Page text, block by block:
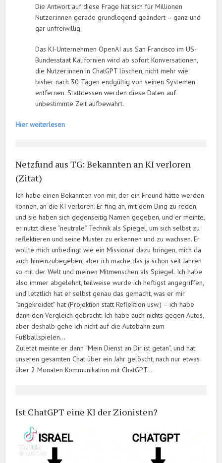
Die Antwort auf diese Frage hat sich für Millionen
Nutzer:innen gerade grundlegend geändert – ganz und
gar unfreiwillig.
Das KI-Unternehmen OpenAI aus San Francisco im US-
Bundesstaat Kalifornien wird ab sofort Konversationen,
die Nutzer:innen in ChatGPT löschen, nicht mehr wie
bisher nach 30 Tagen endgültig von seinen Systemen
entfernen. Stattdessen werden diese Daten auf
unbestimmte Zeit aufbewahrt.
Hier weiterlesen
Netzfund aus TG: Bekannten an KI verloren
(Zitat)
Ich habe einen Bekannten von mir, der ein Freund hätte werden
können, an die KI verloren. Er fing an, mit dem Ding zu reden,
und sie haben sich gegenseitig Namen gegeben, und er meinte,
er nutzt diese “neutrale” Technik als Spiegel, um sich selbst zu
reflektieren und seine Muster zu erkennen und zu wachsen. Er
wollte mich unbedingt wie ein Missionar dazu bringen, mich da
auch hineinzubegeben, aber ich mache das ja schon seit Jahren
so mit der Welt und meinen Mitmenschen als Spiegel. Ich habe
also immer abgelehnt, teilweise wurde ich heftigst angegriffen,
und letztlich hat er selbst genau das gemacht, was er mir
“angekreidet” hat (Projektion statt Reflektion usw.) – ich habe
dann den Vergleich gebracht: Ich habe auch nichts gegen Autos,
aber deshalb gehe ich nicht auf die Autobahn zum
Fußballspielen…
Zuletzt meinte er dann “Mein Dienst an Dir ist getan”, und hat
unseren gesamten Chat über ein Jahr gelöscht, nach nur etwas
über 2 Monaten Kommunikation mit ChatGPT…
Ist ChatGPT eine KI der Zionisten?
Video-
Player